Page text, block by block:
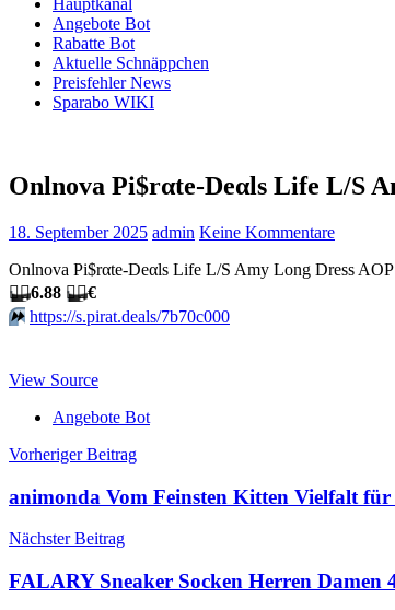
Hauptkanal
Angebote Bot
Rabatte Bot
Aktuelle Schnäppchen
Preisfehler News
Sparabo WIKI
Onlnova Pi$rαtе-Dеαls Life L/S
18. September 2025 admin Keine Kommentare
Onlnova Pi$rαtе-Dеαls Life L/S Amy Long Dress
🏴‍☠️6.88 🏴‍☠️€
⏩️ https://s.pirat.deals/7b70c000
View Source
Angebote Bot
Beitragsnavigation
Vorheriger Beitrag
animonda Vom Feinsten Kitten Vielfalt
Nächster Beitrag
FALARY Sneaker Socken Herren Damen